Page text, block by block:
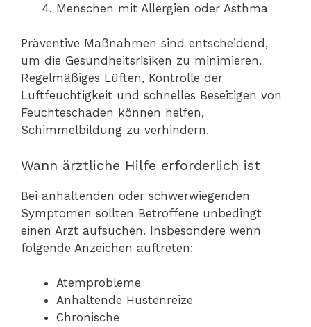
Menschen mit Allergien oder Asthma
Präventive Maßnahmen sind entscheidend,
um die Gesundheitsrisiken zu minimieren.
Regelmäßiges Lüften, Kontrolle der
Luftfeuchtigkeit und schnelles Beseitigen von
Feuchteschäden können helfen,
Schimmelbildung zu verhindern.
Wann ärztliche Hilfe erforderlich ist
Bei anhaltenden oder schwerwiegenden
Symptomen sollten Betroffene unbedingt
einen Arzt aufsuchen. Insbesondere wenn
folgende Anzeichen auftreten:
Atemprobleme
Anhaltende Hustenreize
Chronische